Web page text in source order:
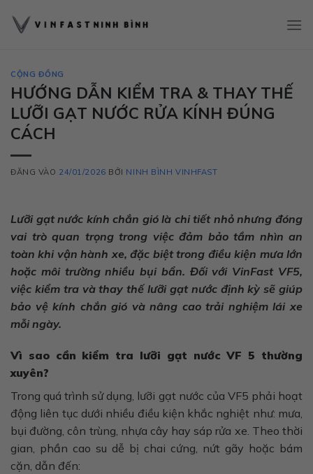
qua
CỘNG ĐỒNG
HƯỚNG DẪN KIỂM TRA & THAY THẾ
LƯỠI GẠT NƯỚC RỬA KÍNH ĐÚNG
CÁCH
ĐĂNG VÀO 24/01/2026 BỞI NINH BÌNH VINHFAST
Lưỡi gạt nước kính chắn gió là chi tiết nhỏ nhưng đóng
vai trò quan trọng trong việc đảm bảo tầm nhìn an
toàn khi vận hành xe, đặc biệt trong điều kiện mưa lớn
hoặc môi trường nhiều bụi bẩn. Đối với VinFast VF5,
việc kiểm tra và thay thế lưỡi gạt nước định kỳ sẽ giúp
bảo vệ kính chắn gió và nâng cao trải nghiệm lái xe
mỗi ngày.
Vì sao cần kiểm tra lưỡi gạt nước VF 5 thường
xuyên?
Trong quá trình sử dụng, lưỡi gạt nước của VF5 phải hoạt
động liên tục dưới nhiều điều kiện khắc nghiệt như: mưa,
bụi đường, côn trùng, nhựa cây hay sáp rửa xe. Theo thời
gian, phần cao su dễ bị chai cứng, nứt gãy hoặc bám
cặn, dẫn đến: